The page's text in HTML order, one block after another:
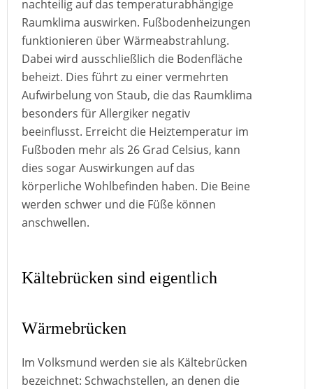
nachteilig auf das temperaturabhängige
Raumklima auswirken. Fußbodenheizungen
funktionieren über Wärmeabstrahlung.
Dabei wird ausschließlich die Bodenfläche
beheizt. Dies führt zu einer vermehrten
Aufwirbelung von Staub, die das Raumklima
besonders für Allergiker negativ
beeinflusst. Erreicht die Heiztemperatur im
Fußboden mehr als 26 Grad Celsius, kann
dies sogar Auswirkungen auf das
körperliche Wohlbefinden haben. Die Beine
werden schwer und die Füße können
anschwellen.
Kältebrücken sind eigentlich
Wärmebrücken
Im Volksmund werden sie als Kältebrücken
bezeichnet: Schwachstellen, an denen die